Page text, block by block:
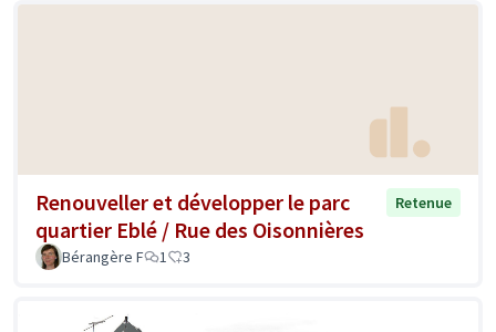
Renouveller et développer le parc
quartier Eblé / Rue des Oisonnières
Retenue
Bérangère F 1 3